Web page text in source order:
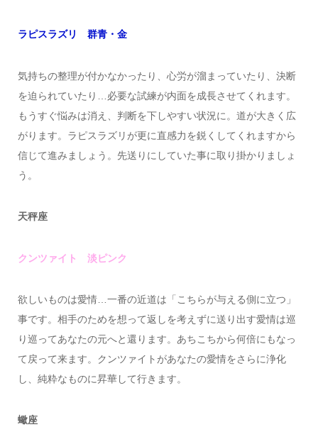
ラピスラズリ 群青・金
気持ちの整理が付かなかったり、心労が溜まっていたり、決断
を迫られていたり…必要な試練が内面を成長させてくれます。
もうすぐ悩みは消え、判断を下しやすい状況に。道が大きく広
がります。ラピスラズリが更に直感力を鋭くしてくれますから
信じて進みましょう。先送りにしていた事に取り掛かりましょ
う。
天秤座
クンツァイト 淡ピンク
欲しいものは愛情…一番の近道は「こちらが与える側に立つ」
事です。相手のためを想って返しを考えずに送り出す愛情は巡
り巡ってあなたの元へと還ります。あちこちから何倍にもなっ
て戻って来ます。クンツァイトがあなたの愛情をさらに浄化
し、純粋なものに昇華して行きます。
蠍座